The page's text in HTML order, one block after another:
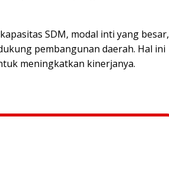
SDM, modal inti yang besar,
pembangunan daerah. Hal ini
meningkatkan kinerjanya.